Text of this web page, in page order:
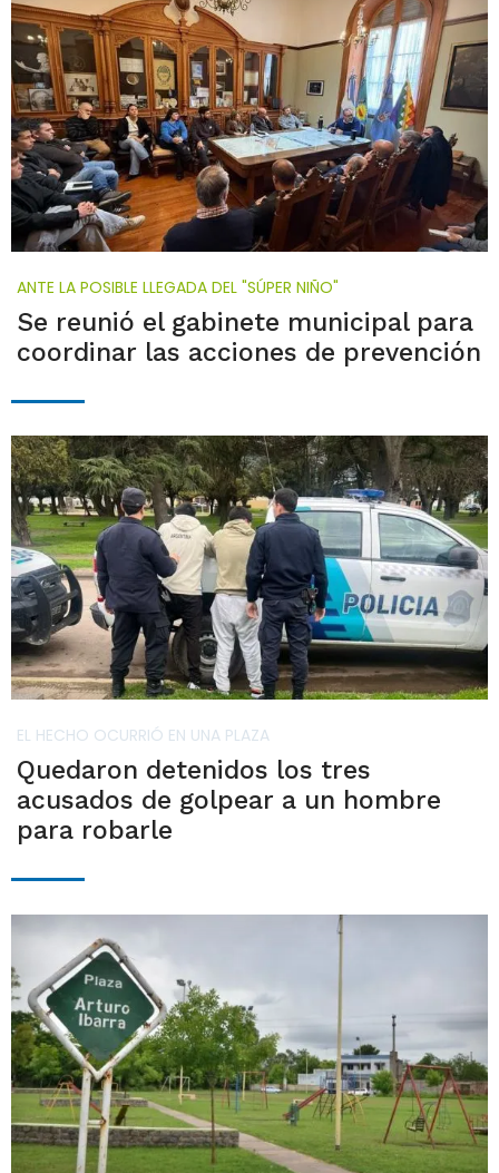
ANTE LA POSIBLE LLEGADA DEL "SÚPER NIÑO"
Se reunió el gabinete municipal para
coordinar las acciones de prevención
EL HECHO OCURRIÓ EN UNA PLAZA
Quedaron detenidos los tres
acusados de golpear a un hombre
para robarle